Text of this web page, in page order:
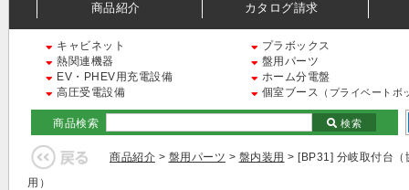
商品紹介 カタログ請求
キャビネット
プラボックス
熱関連機器
盤用パーツ
EV・PHEV用充電設備
ホーム分電盤
高圧受電設備
個室ブース （プライベートボ
商品検索 検索
商品紹介 > 盤用パーツ > 盤内装用 > [BP31] 分岐取付台（
用）